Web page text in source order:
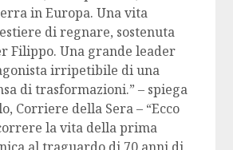
in Europa. Una vita
di regnare, sostenuta
Filippo. Una grande leader
irripetibile di una
di trasformazioni.” – spiega
Corriere della Sera – “Ecco
la vita della prima